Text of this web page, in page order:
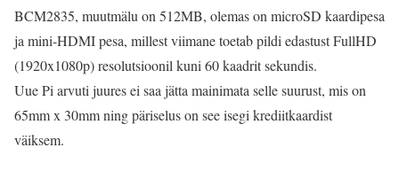
BCM2835, muutmälu on 512MB, olemas on microSD kaardipesa
ja mini-HDMI pesa, millest viimane toetab pildi edastust FullHD
(1920x1080p) resolutsioonil kuni 60 kaadrit sekundis.
Uue Pi arvuti juures ei saa jätta mainimata selle suurust, mis on
65mm x 30mm ning päriselus on see isegi krediitkaardist
väiksem.